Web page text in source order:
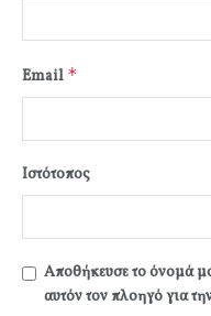
Email *
Ιστότοπος
Αποθήκευσε το όνομά
αυτόν τον πλοηγό για